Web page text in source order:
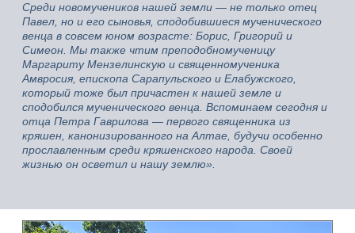
Среди новомучеников нашей земли — не только отец
Павел, но и его сыновья, сподобившиеся мученического
венца в совсем юном возрасте: Борис, Григорий и
Симеон. Мы также чтим преподобномученицу
Маргариту Мензелинскую и священномученика
Амвросия, епископа Сарапульского и Елабужского,
который тоже был причастен к нашей земле и
сподобился мученического венца. Вспоминаем сегодня и
отца Петра Гаврилова — первого священника из
кряшен, канонизированного на Алтае, будучи особенно
прославленным среди кряшенского народа. Своей
жизнью он осветил и нашу землю».